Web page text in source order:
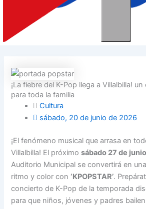
¡La fiebre del K-Pop llega a Villalbilla!
para toda la familia
Cultura
sábado, 20 de junio de 2026
¡El fenómeno musical que arrasa en
Villalbilla! El próximosábado 27 de
Auditorio Municipal se convertirá en
ritmo y color con ‘KPOPSTAR’.
concierto de K-Pop de la temporada
para que niños, jóvenes y padres